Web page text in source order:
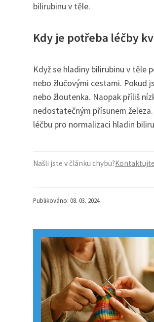
bilirubinu v těle.
Kdy je potřeba léčby
Když se hladiny bilirubinu v těle
nebo žlučovými cestami. Pokud
nebo žloutenka. Naopak příliš
nedostatečným přísunem
léčbu pro normalizaci hladin
Našli jste v článku chybu?
Publikováno: 08. 03. 2024